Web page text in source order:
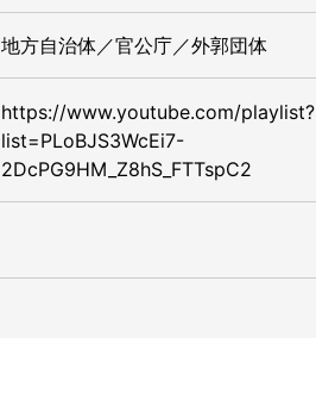
地方自治体／官公庁／外郭団体
https://www.youtube.com/playlist?
list=PLoBJS3WcEi7-
2DcPG9HM_Z8hS_FTTspC2